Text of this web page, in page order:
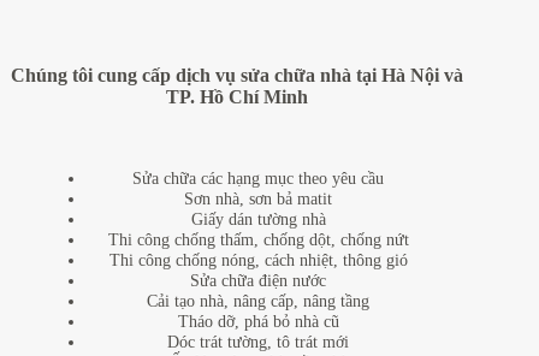
Chúng tôi cung cấp dịch vụ sửa chữa nhà tại Hà Nội và
TP. Hồ Chí Minh
Sửa chữa các hạng mục theo yêu cầu
Sơn nhà, sơn bả matit
Giấy dán tường nhà
Thi công chống thấm, chống dột, chống nứt
Thi công chống nóng, cách nhiệt, thông gió
Sửa chữa điện nước
Cải tạo nhà, nâng cấp, nâng tầng
Tháo dỡ, phá bỏ nhà cũ
Dóc trát tường, tô trát mới